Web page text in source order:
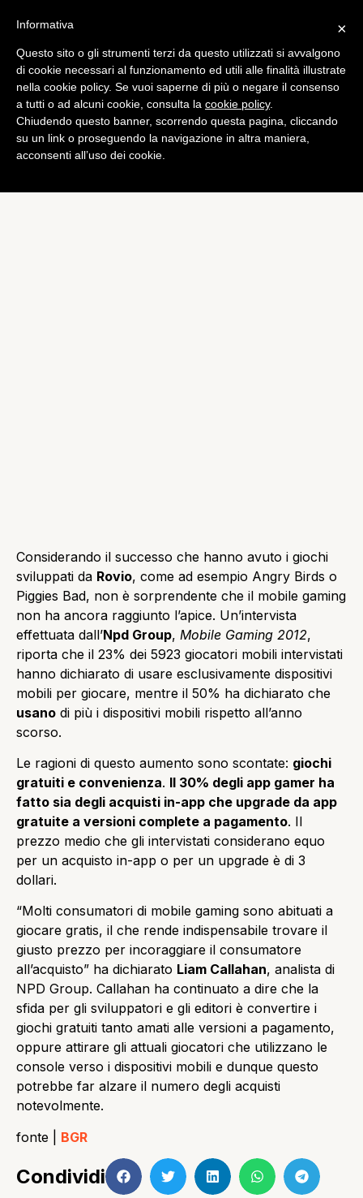
Games
Npd: il 23% dei giocatori
mobili non preferiscono
altre piattaforme
diAlessandro Moretti
Considerando il successo che hanno avuto i giochi
sviluppati da Rovio, come ad esempio Angry Birds o
Piggies Bad, non è sorprendente che il mobile gaming
non ha ancora raggiunto l’apice. Un’intervista
effettuata dall’Npd Group, Mobile Gaming 2012,
riporta che il 23% dei 5923 giocatori mobili intervistati
hanno dichiarato di usare esclusivamente dispositivi
mobili per giocare, mentre il 50% ha dichiarato che
usano di più i dispositivi mobili rispetto all’anno
scorso.
Le ragioni di questo aumento sono scontate: giochi
gratuiti e convenienza. Il 30% degli app gamer ha
fatto sia degli acquisti in-app che upgrade da app
gratuite a versioni complete a pagamento. Il
prezzo medio che gli intervistati considerano equo
per un acquisto in-app o per un upgrade è di 3
dollari.
“Molti consumatori di mobile gaming sono abituati a
giocare gratis, il che rende indispensabile trovare il
giusto prezzo per incoraggiare il consumatore
all’acquisto” ha dichiarato Liam Callahan, analista di
NPD Group. Callahan ha continuato a dire che la
sfida per gli sviluppatori e gli editori è convertire i
giochi gratuiti tanto amati alle versioni a pagamento,
oppure attirare gli attuali giocatori che utilizzano le
console verso i dispositivi mobili e dunque questo
potrebbe far alzare il numero degli acquisti
notevolmente.
fonte | BGR
Condividi
×
Informativa
Questo sito o gli strumenti terzi da questo utilizzati si avvalgono
di cookie necessari al funzionamento ed utili alle finalità illustrate
nella cookie policy. Se vuoi saperne di più o negare il consenso
a tutti o ad alcuni cookie, consulta la cookie policy.
Chiudendo questo banner, scorrendo questa pagina, cliccando
su un link o proseguendo la navigazione in altra maniera,
acconsenti all’uso dei cookie.